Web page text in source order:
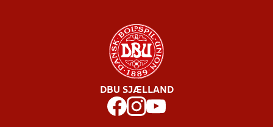
DBU SJÆLLAND